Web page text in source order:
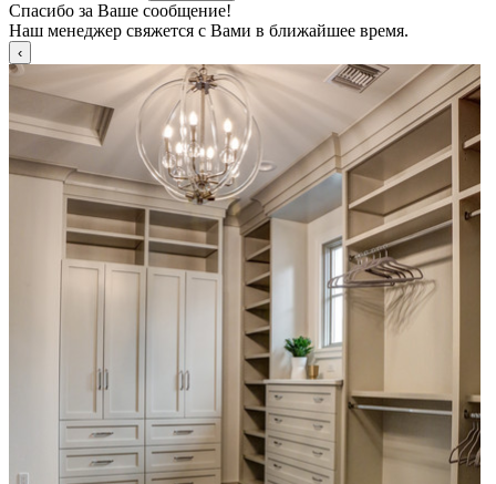
Спасибо за Ваше сообщение!
Наш менеджер свяжется с Вами в ближайшее время.